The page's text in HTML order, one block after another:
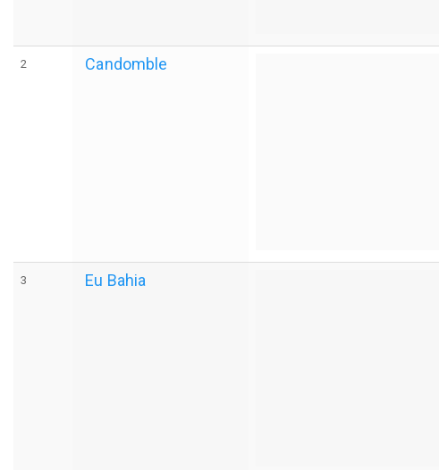
2 Candomble
3 Eu Bahia